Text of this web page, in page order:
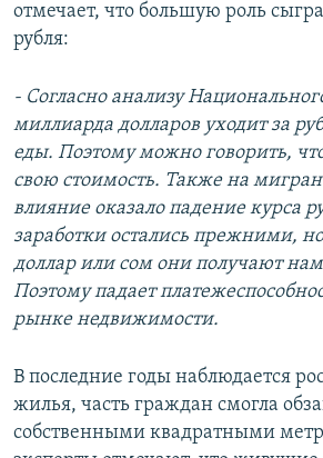
отмечает, что большую роль
рубля:
- Согласно анализу
миллиарда долларов уходит за
еды. Поэтому можно говорить,
свою стоимость. Также на
влияние оказало падение курса
заработки остались прежними,
доллар или сом они получают
Поэтому падает
рынке недвижимости.
В последние годы наблюдается
жилья, часть граждан смогла
собственными квадратными